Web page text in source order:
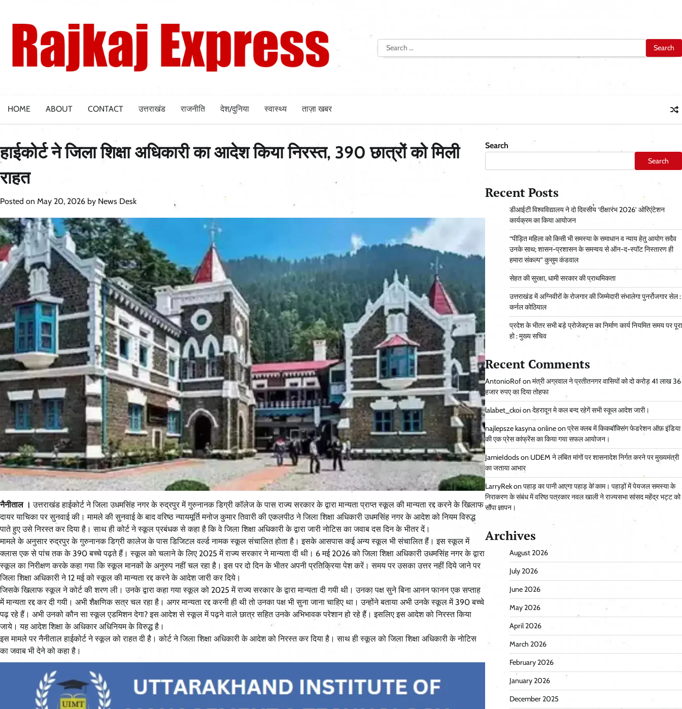
content
Search
for:
HOME ABOUT CONTACT उत्तराखंड राजनीति देश/दुनिया स्वास्थ्य ताज़ा खबर
हाईकोर्ट ने जिला शिक्षा अधिकारी का आदेश किया निरस्त, 390 छात्रों को मिली
राहत
Posted on May 20, 2026 by News Desk
नैनीताल । उत्तराखंड हाईकोर्ट ने जिला उधमसिंह नगर के रुद्रपुर में गुरुनानक डिग्री कॉलेज के पास राज्य सरकार के द्वारा मान्यता प्राप्त स्कूल की मान्यता रद्द करने के खिलाफ
दायर याचिका पर सुनवाई की। मामले की सुनवाई के बाद वरिष्ठ न्यायमूर्ति मनोज कुमार तिवारी की एकलपीठ ने जिला शिक्षा अधिकारी उधमसिंह नगर के आदेश को नियम विरुद्ध
पाते हुए उसे निरस्त कर दिया है। साथ ही कोर्ट ने स्कूल प्रबंधक से कहा है कि वे जिला शिक्षा अधिकारी के द्वारा जारी नोटिस का जवाब दस दिन के भीतर दें।
मामले के अनुसार रुद्रपुर के गुरुनानक डिग्री कालेज के पास डिजिटल वर्ल्ड नामक स्कूल संचालित होता है। इसके आसपास कई अन्य स्कूल भी संचालित हैं। इस स्कूल में
क्लास एक से पांच तक के 390 बच्चे पढ़ते हैं। स्कूल को चलाने के लिए 2025 में राज्य सरकार ने मान्यता दी थी। 6 मई 2026 को जिला शिक्षा अधिकारी उधमसिंह नगर के द्वारा
स्कूल का निरीक्षण करके कहा गया कि स्कूल मानकों के अनुरुप नहीं चल रहा है। इस पर दो दिन के भीतर अपनी प्रतिक्रिया पेश करें। समय पर उसका उत्तर नहीं दिये जाने पर
जिला शिक्षा अधिकारी ने 12 मई को स्कूल की मान्यता रद्द करने के आदेश जारी कर दिये।
जिसके खिलाफ स्कूल ने कोर्ट की शरण ली। उनके द्वारा कहा गया स्कूल को 2025 में राज्य सरकार के द्वारा मान्यता दी गयी थी। उनका पक्ष सुने बिना आनन फानन एक सप्ताह
में मान्यता रद्द कर दी गयी। अभी शैक्षणिक सत्र चल रहा है। अगर मान्यता रद्द करनी ही थी तो उनका पक्ष भी सुना जाना चाहिए था। उन्होंने बताया अभी उनके स्कूल में 390 बच्चे
पढ़ रहे हैं। अभी उनको कौन सा स्कूल एडमिशन देगा? इस आदेश से स्कूल में पढ़ने वाले छात्र सहित उनके अभिभावक परेशान हो रहे हैं। इसलिए इस आदेश को निरस्त किया
जाये। यह आदेश शिक्षा के अधिकार अधिनियम के विरुद्ध है।
इस मामले पर नैनीताल हाईकोर्ट ने स्कूल को राहत दी है। कोर्ट ने जिला शिक्षा अधिकारी के आदेश को निरस्त कर दिया है। साथ ही स्कूल को जिला शिक्षा अधिकारी के नोटिस
का जवाब भी देने को कहा है।
Search
Search
Recent Posts
डीआईटी विश्वविद्यालय ने दो दिवसीय ‘दीक्षारंभ 2026’ ओरिएंटेशन
कार्यक्रम का किया आयोजन
“पीड़ित महिला को किसी भी समस्या के समाधान व न्याय हेतु आयोग सदैव
उनके साथ; शासन-प्रशासन के समन्वय से ऑन-द-स्पॉट निस्तारण ही
हमारा संकल्प” कुसुम कंडवाल
सेहत की सुरक्षा, धामी सरकार की प्राथमिकता
उत्तराखंड में अग्निवीरों के रोजगार की जिम्मेदारी संभालेगा पुनर्रोजगार सेल :
कर्नल कोठियाल
प्रदेश के भीतर सभी बड़े प्रोजेक्ट्स का निर्माण कार्य नियमित समय पर पूरा
हो : मुख्य सचिव
Recent Comments
AntonioRofonमंत्री अग्रवाल ने प्रतीतनगर वासियों को दो करोड़ 41 लाख 36
हजार रुपए का दिया तोहफा
lalabet_ckoionदेहरादून मे कल बन्द रहेगें सभी स्कूल आदेश जारी।
najlepsze kasyna onlineonप्रेस क्लब में किकबॉक्सिंग फेडरेशन ऑफ़ इंडिया
की एक प्रेस कांफ्रेंस का किया गया सफल आयोजन।
JamieIdodson UDEM ने लंबित मांगों पर शासनादेश निर्गत करने पर मुख्यमंत्री
का जताया आभार
LarryRekonपहाड़ का पानी आएगा पहाड़ के काम। पहाड़ों में पेयजल समस्या के
निराकरण के संबंध में वरिष्ठ पत्रकार नवल खाली ने राज्यसभा सांसद महेंद्र भट्ट को
सौंपा ज्ञापन।
Archives
August 2026
July 2026
June 2026
May 2026
April 2026
March 2026
February 2026
January 2026
December 2025